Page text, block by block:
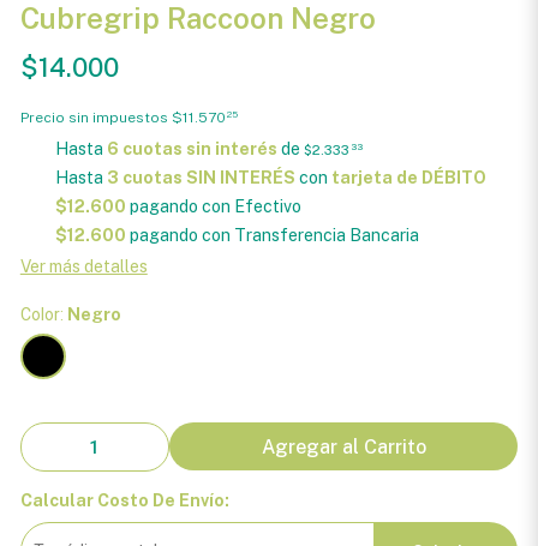
Cubregrip Raccoon Negro
$14.000
Precio sin impuestos $11.570 25
Hasta 6 cuotas sin interés de $2.333 33
Hasta 3 cuotas SIN INTERÉS con tarjeta de DÉBITO
$12.600 pagando con Efectivo
$12.600 pagando con Transferencia Bancaria
Ver más detalles
Color: Negro
Agregar al Carrito
Calcular Costo De Envío: